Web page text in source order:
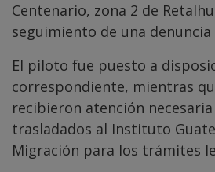
Centenario, zona 2 de
seguimiento de una denuncia
El piloto fue puesto a
correspondiente, mientras
recibieron atención
trasladados al Instituto
Migración para los trámites